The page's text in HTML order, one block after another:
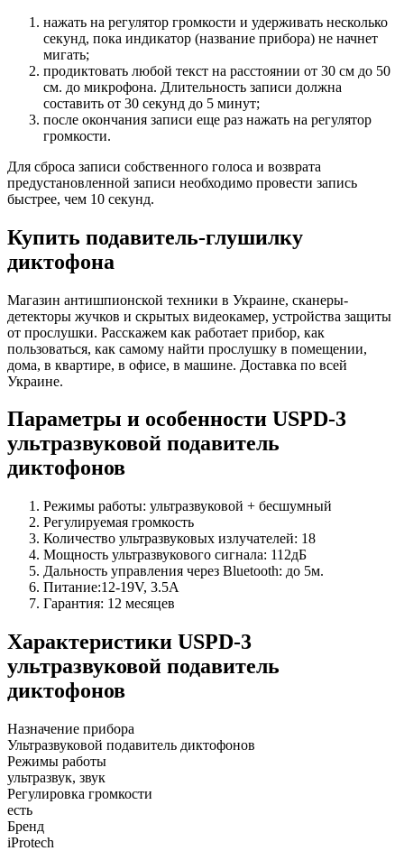
нажать на регулятор громкости и удерживать несколько
секунд, пока индикатор (название прибора) не начнет
мигать;
продиктовать любой текст на расстоянии от 30 см до 50
см. до микрофона. Длительность записи должна
составить от 30 секунд до 5 минут;
после окончания записи еще раз нажать на регулятор
громкости.
Для сброса записи собственного голоса и возврата
предустановленной записи необходимо провести запись
быстрее, чем 10 секунд.
Купить подавитель-глушилку
диктофона
Магазин антишпионской техники в Украине, сканеры-
детекторы жучков и скрытых видеокамер, устройства защиты
от прослушки. Расскажем как работает прибор, как
пользоваться, как самому найти прослушку в помещении,
дома, в квартире, в офисе, в машине. Доставка по всей
Украине.
Параметры и особенности USPD-3
ультразвуковой подавитель
диктофонов
Режимы работы: ультразвуковой + бесшумный
Регулируемая громкость
Количество ультразвуковых излучателей: 18
Мощность ультразвукового сигнала: 112дБ
Дальность управления через Bluetooth: до 5м.
Питание:12-19V, 3.5A
Гарантия: 12 месяцев
Характеристики USPD-3
ультразвуковой подавитель
диктофонов
Назначение прибора
Ультразвуковой подавитель диктофонов
Режимы работы
ультразвук, звук
Регулировка громкости
есть
Бренд
iProtech